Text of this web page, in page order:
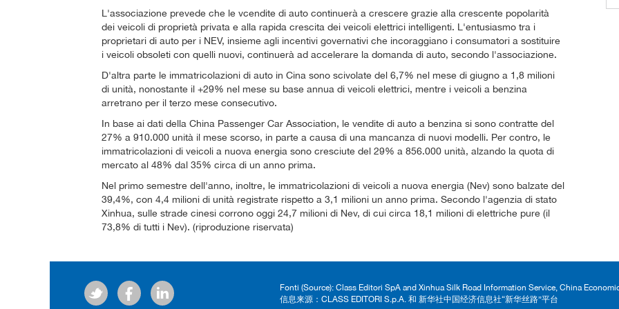
L'associazione prevede che le vcendite di auto continuerà a crescere grazie alla crescente popolarità
dei veicoli di proprietà privata e alla rapida crescita dei veicoli elettrici intelligenti. L'entusiasmo tra i
proprietari di auto per i NEV, insieme agli incentivi governativi che incoraggiano i consumatori a sostituire
i veicoli obsoleti con quelli nuovi, continuerà ad accelerare la domanda di auto, secondo l'associazione.
D'altra parte le immatricolazioni di auto in Cina sono scivolate del 6,7% nel mese di giugno a 1,8 milioni
di unità, nonostante il +29% nel mese su base annua di veicoli elettrici, mentre i veicoli a benzina
arretrano per il terzo mese consecutivo.
In base ai dati della China Passenger Car Association, le vendite di auto a benzina si sono contratte del
27% a 910.000 unità il mese scorso, in parte a causa di una mancanza di nuovi modelli. Per contro, le
immatricolazioni di veicoli a nuova energia sono cresciute del 29% a 856.000 unità, alzando la quota di
mercato al 48% dal 35% circa di un anno prima.
Nel primo semestre dell'anno, inoltre, le immatricolazioni di veicoli a nuova energia (Nev) sono balzate del
39,4%, con 4,4 milioni di unità registrate rispetto a 3,1 milioni un anno prima. Secondo l'agenzia di stato
Xinhua, sulle strade cinesi corrono oggi 24,7 milioni di Nev, di cui circa 18,1 milioni di elettriche pure (il
73,8% di tutti i Nev). (riproduzione riservata)
Fonti (Source): Class Editori SpA and Xinhua Silk Road Information Service, China
信息来源：CLASS EDITORI S.p.A. 和 新华社中国经济信息社“新华丝路”平台